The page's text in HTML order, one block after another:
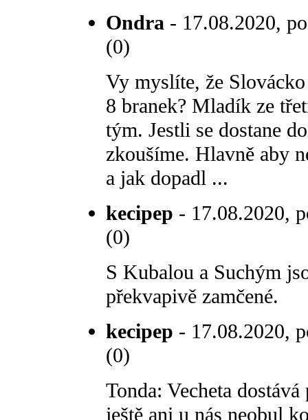
Ondra - 17.08.2020,
(0)
Vy myslíte, že
8 branek? Mladík ze
tým. Jestli se dostane
zkoušíme. Hlavně aby
a jak dopadl ...
kecipep - 17.08.2020,
(0)
S Kubalou a Suchým
překvapivě zamčené.
kecipep - 17.08.2020,
(0)
Tonda: Vecheta
ještě ani u nás neobul